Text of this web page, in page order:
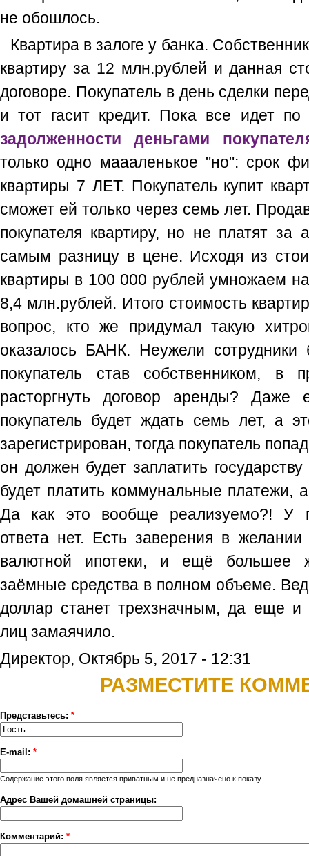
не обошлось.
Квартира в залоге у банка.
квартиру за 12 млн.рублей и данная
договоре. Покупатель в день сделки
и тот гасит кредит. Пока все идет
задолженности деньгами
только одно маааленькое "но": срок
квартиры 7 ЛЕТ. Покупатель купит
сможет ей только через семь лет.
покупателя квартиру, но не платят за
самым разницу в цене. Исходя из
квартиры в 100 000 рублей умножаем
8,4 млн.рублей. Итого стоимость
вопрос, кто же придумал такую
оказалось БАНК. Неужели
покупатель став собственником,
расторгнуть договор аренды? Даже
покупатель будет ждать семь лет, а
зарегистрирован, тогда покупатель
он должен будет заплатить
будет платить коммунальные платежи,
Да как это вообще реализуемо?! У
ответа нет. Есть заверения в желании
валютной ипотеки, и ещё большее
заёмные средства в полном объеме.
доллар станет трехзначным, да еще и
лиц замаячило.
Директор, Октябрь 5, 2017 - 12:31
РАЗМЕСТИТЕ
Представьтесь: *
E-mail: *
Содержание этого поля является приватным и не предназначено к показу.
Адрес Вашей домашней страницы:
Комментарий: *